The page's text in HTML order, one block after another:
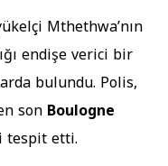
Mthethwa’nın
endişe verici bir
bulundu. Polis,
sonBoulogne
tespit etti.